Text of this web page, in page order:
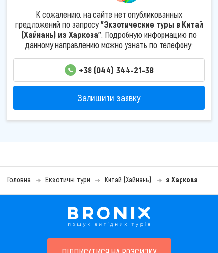
К сожалению, на сайте нет опубликованных
предложений по запросу"Экзотические туры в Китай
(Хайнань) из Харкова". Подробную информацию по
данному направлению можно узнать по телефону:
+38 (044) 344-21-38
Залишити заявку
Головна Екзотичні тури Китай (Хайнань) з Харкова